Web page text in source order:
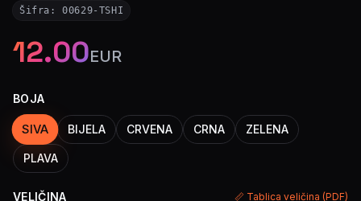
Šifra:00629-TSHI
12.00EUR
BOJA
SIVA BIJELA CRVENA CRNA ZELENA
PLAVA
VELIČINA 📏 Tablica veličina (PDF)